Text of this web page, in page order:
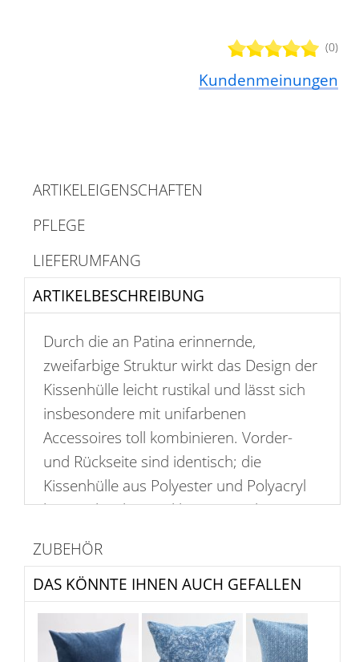
(0)
Kundenmeinungen
ARTIKELBESCHREIBUNG
ARTIKELEIGENSCHAFTEN
PFLEGE
LIEFERUMFANG
Durch die an Patina erinnernde,
zweifarbige Struktur wirkt das Design der
Kissenhülle leicht rustikal und lässt sich
insbesondere mit unifarbenen
Accessoires toll kombinieren. Vorder-
und Rückseite sind identisch; die
Kissenhülle aus Polyester und Polyacryl
lässt sich schonend bei 30 Grad
Reißverschluss verfügt, ist eine
Kissenfüllung schnell verstaut. Passende
Inletts mit Federn und Polyesterwatte, die
dieses Accessoire mit Leben füllen,
finden Sie separat im Shop.
DAS KÖNNTE IHNEN AUCH GEFALLEN
ZUBEHÖR